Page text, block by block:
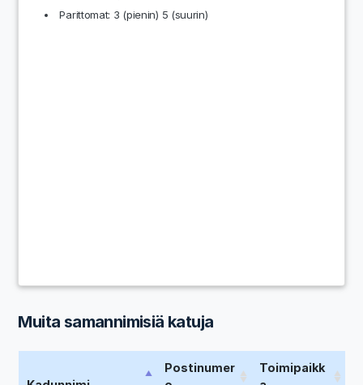
Parittomat: 3 (pienin) 5 (suurin)
Muita samannimisiä katuja
Postinumer
Toimipaikk